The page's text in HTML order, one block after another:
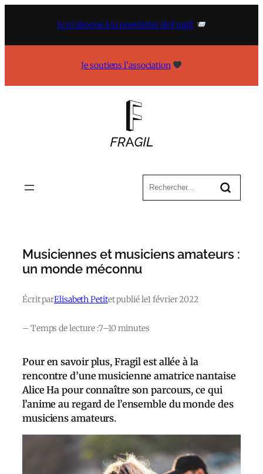
Je m’abonne à la newsletter de Fragil
Je soutiens l’association
Musiciennes et musiciens amateurs :
un monde méconnu
Écrit parElisabeth Petitet publié le1 février 2022
– Temps de lecture :7–10 minutes
Pour en savoir plus, Fragil est allée à la
rencontre d’une musicienne amatrice nantaise
Alice Ha pour connaître son parcours, ce qui
l’anime au regard de l’ensemble du monde des
musiciens amateurs.